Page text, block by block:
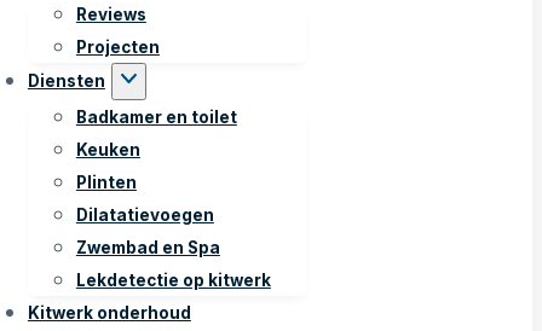
Reviews
Projecten
Diensten
Badkamer en toilet
Keuken
Plinten
Dilatatievoegen
Zwembad en Spa
Lekdetectie op kitwerk
Kitwerk onderhoud